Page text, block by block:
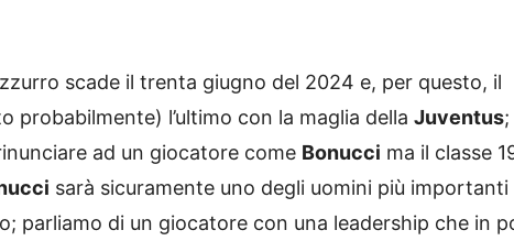
scade il trenta giugno del 2024 e, per questo, il
probabilmente) l’ultimo con la maglia della Juventus;
ad un giocatore come Bonucci ma il classe
sarà sicuramente uno degli uomini più importanti
parliamo di un giocatore con una leadership che in